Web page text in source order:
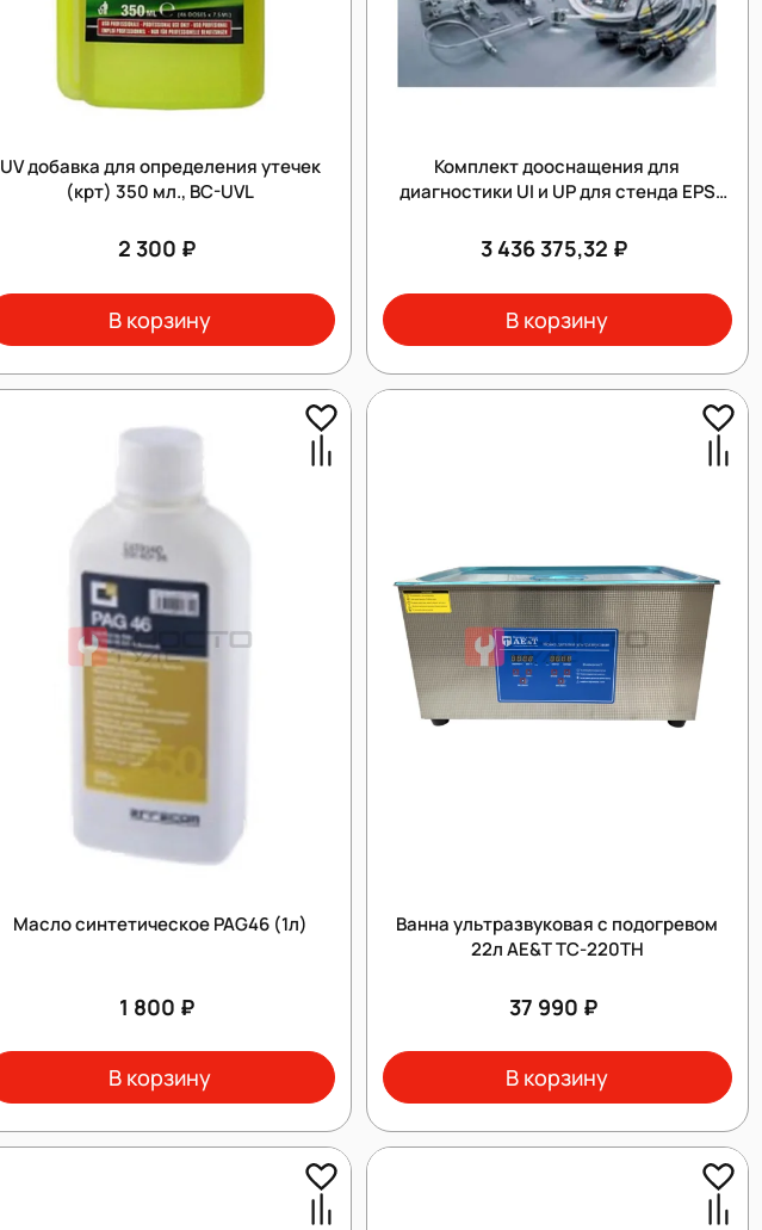
UV добавка для определения утечек
(крт) 350 мл., BC-UVL
2 300 ₽
В корзину
Комплект дооснащения для
диагностики UI и UP для стенда EPS
3 436 375,32 ₽
В корзину
Масло синтетическое PAG46 (1л)
1 800 ₽
В корзину
Ванна ультразвуковая с подогревом
22л AE&T TC-220TH
37 990 ₽
В корзину